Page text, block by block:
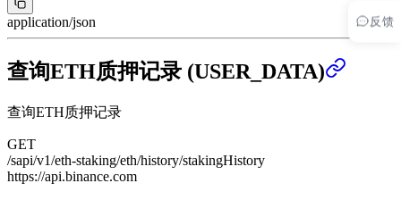
反馈
application/json
查询ETH质押记录 (USER_DATA)
查询ETH质押记录
GET
/sapi/v1/eth-staking/eth/history/stakingHistory
https://api.binance.com